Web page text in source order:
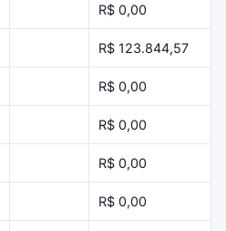
R$ 0,00
R$ 123.844,57
R$ 0,00
R$ 0,00
R$ 0,00
R$ 0,00